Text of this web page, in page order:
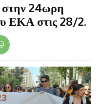
στην 24ωρη
ΕΚΑ στις 28/2.